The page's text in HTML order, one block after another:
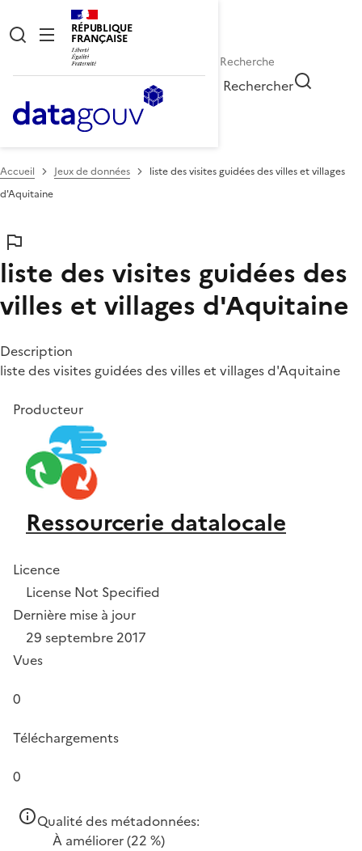
RÉPUBLIQUE
FRANÇAISE
Rechercher
Accueil Jeux de données
liste des visites guidées des villes et villages
d'Aquitaine
liste des visites guidées des
villes et villages d'Aquitaine
Description
liste des visites guidées des villes et villages d'Aquitaine
Producteur
Ressourcerie datalocale
Licence
License Not Specified
Dernière mise à jour
29 septembre 2017
Vues
0
Téléchargements
0
Qualité des métadonnées:
À améliorer(22 %)